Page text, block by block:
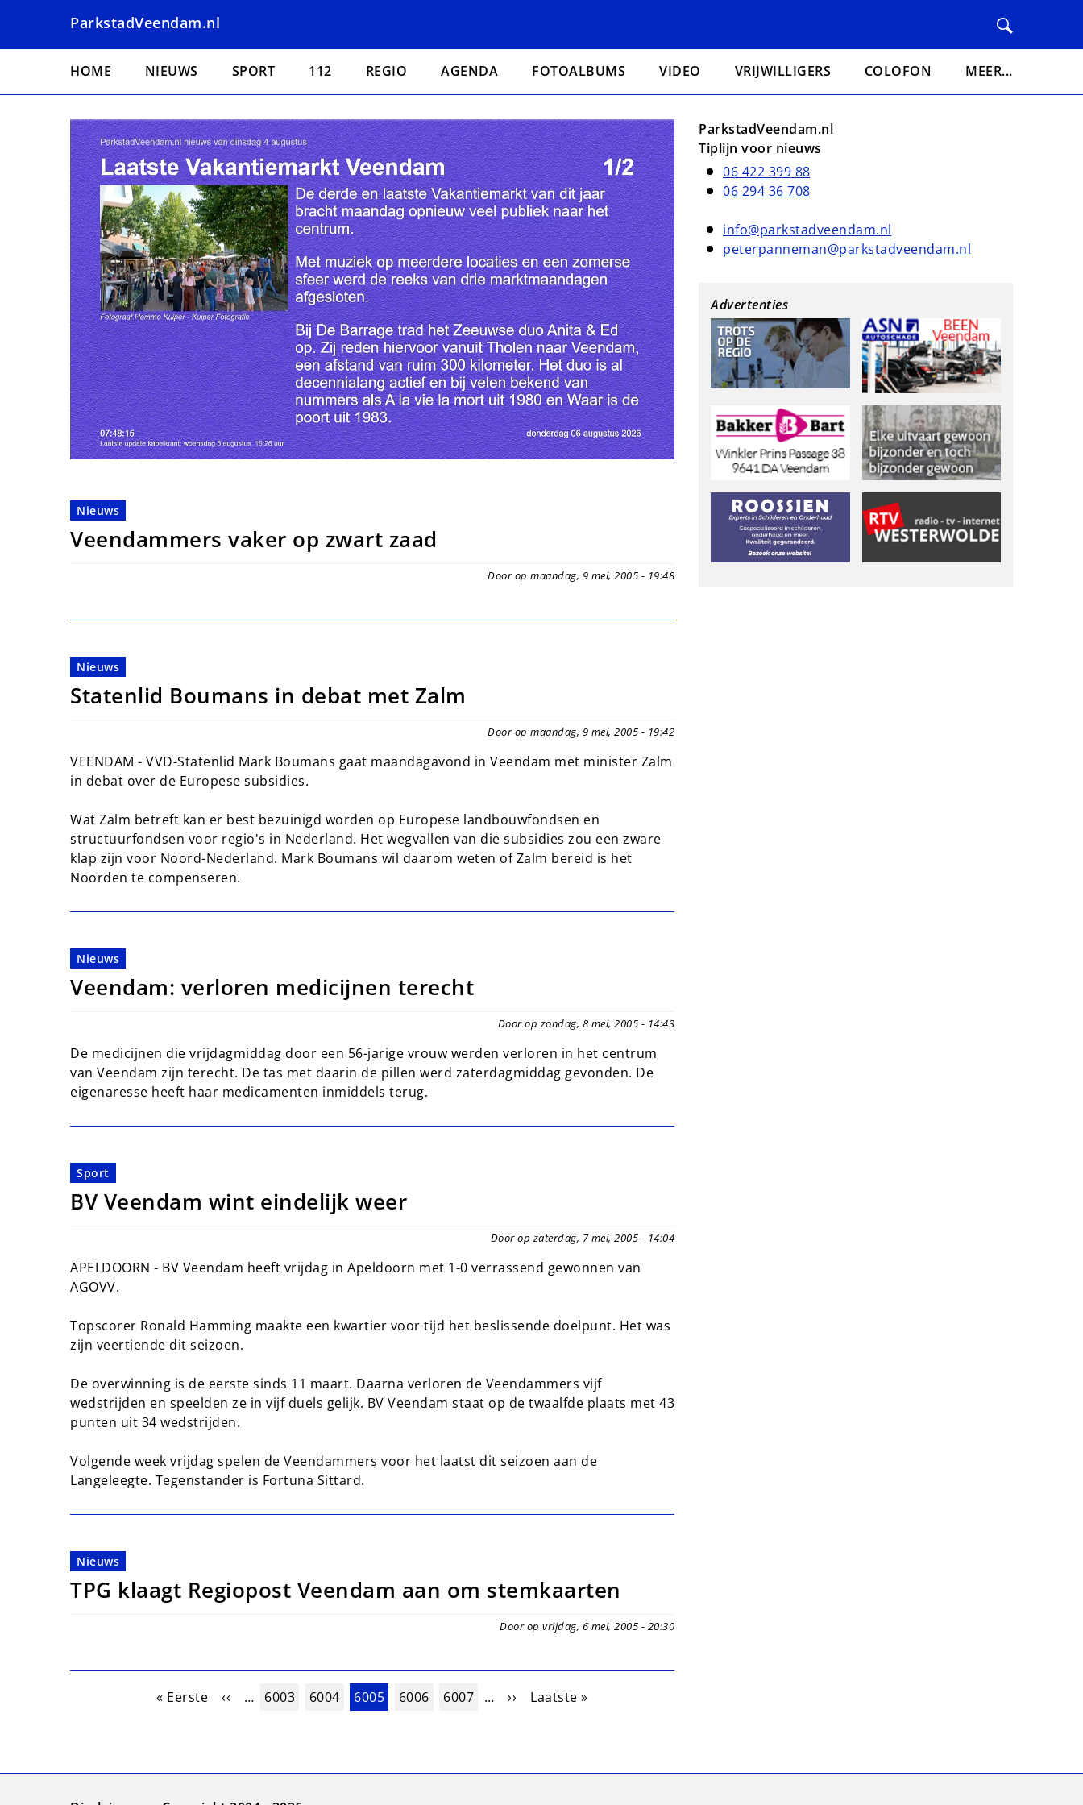
naar
ParkstadVeendam.nl
Hoofdnavigatie
HOME NIEUWS SPORT 112 REGIO AGENDA FOTOALBUMS VIDEO VRIJWILLIGERS COLOFON MEER...
Nieuws
Veendammers vaker op zwart zaad
Door op maandag, 9 mei, 2005 - 19:48
Nieuws
Statenlid Boumans in debat met Zalm
Door op maandag, 9 mei, 2005 - 19:42
VEENDAM - VVD-Statenlid Mark Boumans gaat maandagavond in Veendam met minister Zalm
in debat over de Europese subsidies.
Wat Zalm betreft kan er best bezuinigd worden op Europese landbouwfondsen en
structuurfondsen voor regio's in Nederland. Het wegvallen van die subsidies zou een zware
klap zijn voor Noord-Nederland. Mark Boumans wil daarom weten of Zalm bereid is het
Noorden te compenseren.
Nieuws
Veendam: verloren medicijnen terecht
Door op zondag, 8 mei, 2005 - 14:43
De medicijnen die vrijdagmiddag door een 56-jarige vrouw werden verloren in het centrum
van Veendam zijn terecht. De tas met daarin de pillen werd zaterdagmiddag gevonden. De
eigenaresse heeft haar medicamenten inmiddels terug.
Sport
BV Veendam wint eindelijk weer
Door op zaterdag, 7 mei, 2005 - 14:04
APELDOORN - BV Veendam heeft vrijdag in Apeldoorn met 1-0 verrassend gewonnen van
AGOVV.
Topscorer Ronald Hamming maakte een kwartier voor tijd het beslissende doelpunt. Het was
zijn veertiende dit seizoen.
De overwinning is de eerste sinds 11 maart. Daarna verloren de Veendammers vijf
wedstrijden en speelden ze in vijf duels gelijk. BV Veendam staat op de twaalfde plaats met 43
punten uit 34 wedstrijden.
Volgende week vrijdag spelen de Veendammers voor het laatst dit seizoen aan de
Langeleegte. Tegenstander is Fortuna Sittard.
Nieuws
TPG klaagt Regiopost Veendam aan om stemkaarten
Door op vrijdag, 6 mei, 2005 - 20:30
Paginering
Eerste pagina
« Eerste Vorige pagina
‹‹ … Pagina
6003 Pagina
6004 Huidige pagina
6005 Pagina
6006 Pagina
6007 … Volgende pagina
›› Laatste pagina
Laatste »
ParkstadVeendam.nl
Tiplijn voor nieuws
06 422 399 88
06 294 36 708
info@parkstadveendam.nl
peterpanneman@parkstadveendam.nl
Advertenties